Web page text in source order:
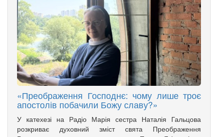
«Преображення Господнє: чому лише троє
апостолів побачили Божу славу?»
У катехезі на Радіо Марія сестра Наталія Гальцова
розкриває духовний зміст свята Преображення